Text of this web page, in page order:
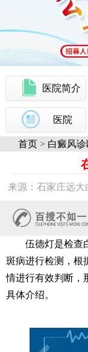
医院简介
医院
首页 > 白癜风诊
来源：石家庄远大
伍德灯是检查白
斑病进行检测，根
情进行有效判断，
具体介绍。